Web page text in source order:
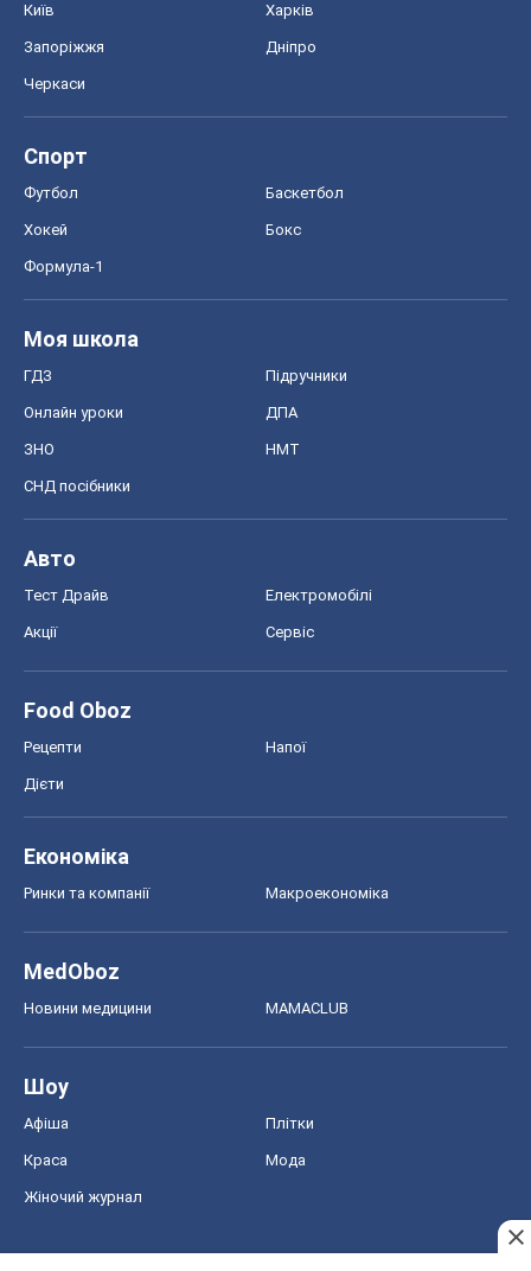
Київ Харків
Запоріжжя Дніпро
Черкаси
Спорт
Футбол Баскетбол
Хокей Бокс
Формула-1
Моя школа
ГДЗ Підручники
Онлайн уроки ДПА
ЗНО НМТ
СНД посібники
Авто
Тест Драйв Електромобілі
Акції Сервіс
Food Oboz
Рецепти Напої
Дієти
Економіка
Ринки та компанії Макроекономіка
MedOboz
Новини медицини MAMACLUB
Шоу
Афіша Плітки
Краса Мода
Жіночий журнал